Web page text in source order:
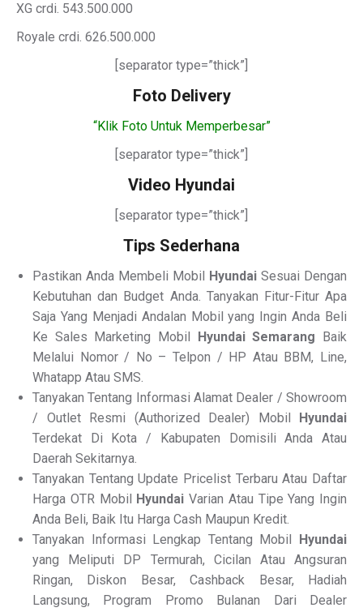
XG crdi. 543.500.000
Royale crdi. 626.500.000
[separator type=”thick”]
Foto Delivery
“Klik Foto Untuk Memperbesar”
[separator type=”thick”]
Video Hyundai
[separator type=”thick”]
Tips Sederhana
Pastikan Anda Membeli Mobil Hyundai Sesuai Dengan
Kebutuhan dan Budget Anda. Tanyakan Fitur-Fitur Apa
Saja Yang Menjadi Andalan Mobil yang Ingin Anda Beli
Ke Sales Marketing Mobil Hyundai Semarang Baik
Melalui Nomor / No – Telpon / HP Atau BBM, Line,
Whatapp Atau SMS.
Tanyakan Tentang Informasi Alamat Dealer / Showroom
/ Outlet Resmi (Authorized Dealer) Mobil Hyundai
Terdekat Di Kota / Kabupaten Domisili Anda Atau
Daerah Sekitarnya.
Tanyakan Tentang Update Pricelist Terbaru Atau Daftar
Harga OTR Mobil Hyundai Varian Atau Tipe Yang Ingin
Anda Beli, Baik Itu Harga Cash Maupun Kredit.
Tanyakan Informasi Lengkap Tentang Mobil Hyundai
yang Meliputi DP Termurah, Cicilan Atau Angsuran
Ringan, Diskon Besar, Cashback Besar, Hadiah
Langsung, Program Promo Bulanan Dari Dealer